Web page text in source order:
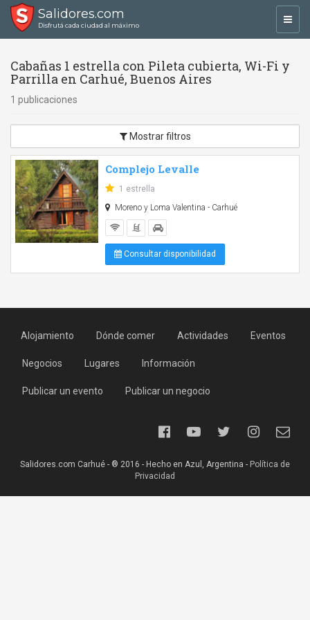
Salidores.com
Disfrutá cada ciudad al máximo
Cabañas 1 estrella con Pileta cubierta, Wi-Fi y
Parrilla en Carhué, Buenos Aires
1 publicaciones
Mostrar filtros
Complejo Levalle
1 estrella
Moreno y Loma Valentina - Carhué
Consultar disponibilidad
Alojamiento Dónde comer Actividades Eventos
Negocios Lugares Información
Publicar un evento Publicar un negocio
Salidores.com Carhué - ® 2016 - Hecho en Azul, Argentina - Política de
Privacidad